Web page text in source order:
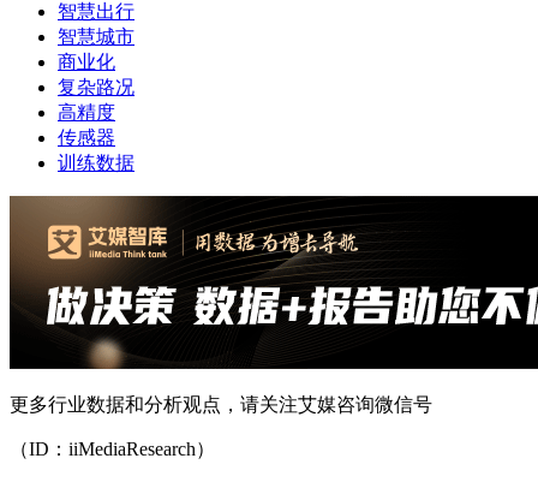
智慧出行
智慧城市
商业化
复杂路况
高精度
传感器
训练数据
更多行业数据和分析观点，请关注艾媒咨询微信号
（ID：iiMediaResearch）